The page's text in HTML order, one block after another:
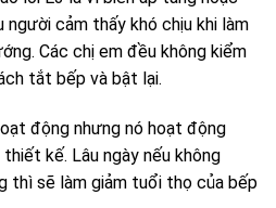
cảm thấy khó chịu khi làm
Các chị em đều không kiểm
tắt bếp và bật lại.
động nhưng nó hoạt động
kế. Lâu ngày nếu không
thì sẽ làm giảm tuổi thọ của bếp